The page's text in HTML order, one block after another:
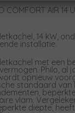
COMFORT AIR 14
14 kW,
installatie.
met een
Philo, al
opnieuw
standaard van
vlam.
diepte,